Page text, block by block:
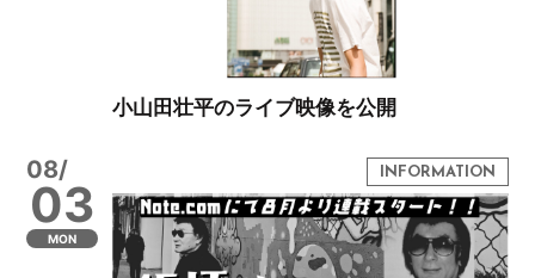
小山田壮平のライブ映像を公開
08/
03
MON